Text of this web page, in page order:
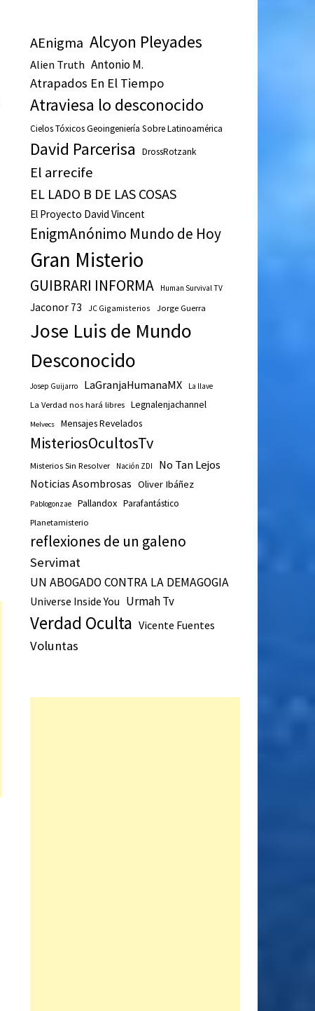
AEnigma Alcyon Pleyades
Alien Truth Antonio M.
Atrapados En El Tiempo
Atraviesa lo desconocido
Cielos Tóxicos Geoingeniería Sobre Latinoamérica
David Parcerisa DrossRotzank
El arrecife
EL LADO B DE LAS COSAS
El Proyecto David Vincent
EnigmAnónimo Mundo de Hoy
Gran Misterio
GUIBRARI INFORMA Human Survival TV
Jaconor 73 JC Gigamisterios Jorge Guerra
Jose Luis de Mundo
Desconocido
Josep Guijarro LaGranjaHumanaMX La llave
La Verdad nos hará libres Legnalenjachannel
Melvecs Mensajes Revelados
MisteriosOcultosTv
Misterios Sin Resolver Nación ZDI No Tan Lejos
Noticias Asombrosas Oliver Ibáñez
Pablogonzae Pallandox Parafantástico
Planetamisterio
reflexiones de un galeno
Servimat
UN ABOGADO CONTRA LA DEMAGOGIA
Universe Inside You Urmah Tv
Verdad Oculta Vicente Fuentes
Voluntas